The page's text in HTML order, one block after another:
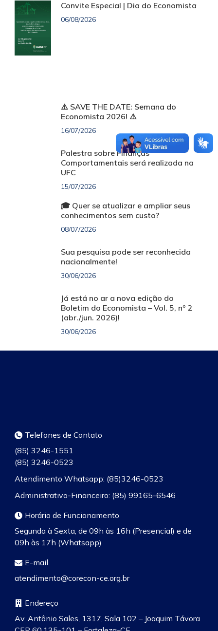
Convite Especial | Dia do Economista
06/08/2026
⚠️ SAVE THE DATE: Semana do
Economista 2026! ⚠️
16/07/2026
Palestra sobre Finanças
Comportamentais será realizada na
UFC
15/07/2026
🎓 Quer se atualizar e ampliar seus
conhecimentos sem custo?
08/07/2026
Sua pesquisa pode ser reconhecida
nacionalmente!
30/06/2026
Já está no ar a nova edição do
Boletim do Economista – Vol. 5, nº 2
(abr./jun. 2026)!
30/06/2026
Telefones de Contato
(85) 3246-1551
(85) 3246-0523
Atendimento Whatsapp: (85)3246-0523
Administrativo-Financeiro: (85) 99165-6546
Horário de Funcionamento
Segunda à Sexta, de 09h às 16h (Presencial) e de
09h às 17h (Whatsapp)
E-mail
atendimento@corecon-ce.org.br
Endereço
Av. Antônio Sales, 1317, Sala 102 – Joaquim Távora